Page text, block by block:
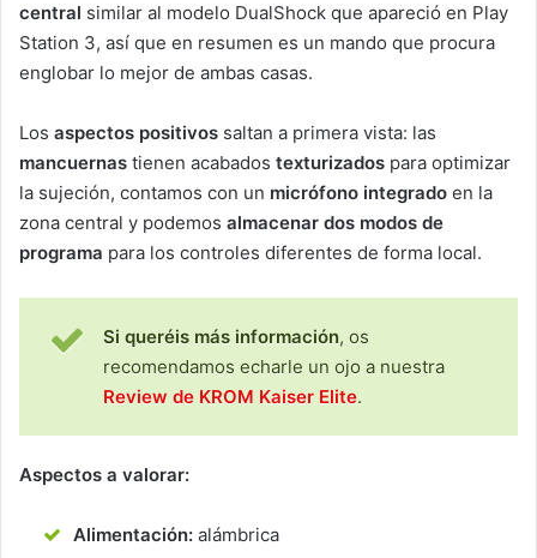
central similar al modelo DualShock que apareció en Play
Station 3, así que en resumen es un mando que procura
englobar lo mejor de ambas casas.
Los aspectos positivos saltan a primera vista: las
mancuernas tienen acabados texturizados para optimizar
la sujeción, contamos con un micrófono integrado en la
zona central y podemos almacenar dos modos de
programa para los controles diferentes de forma local.
Si queréis más información, os
recomendamos echarle un ojo a nuestra
Review de KROM Kaiser Elite.
Aspectos a valorar:
Alimentación: alámbrica